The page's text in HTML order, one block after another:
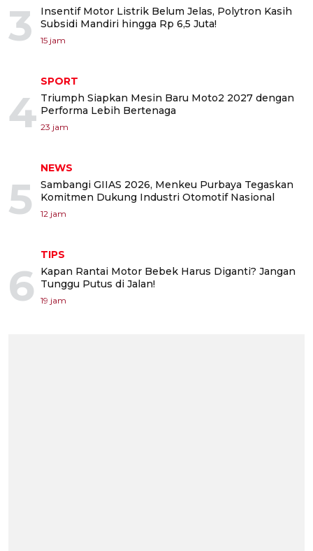
3
Insentif Motor Listrik Belum Jelas, Polytron Kasih
Subsidi Mandiri hingga Rp 6,5 Juta!
15 jam
4
SPORT
Triumph Siapkan Mesin Baru Moto2 2027 dengan
Performa Lebih Bertenaga
23 jam
5
NEWS
Sambangi GIIAS 2026, Menkeu Purbaya Tegaskan
Komitmen Dukung Industri Otomotif Nasional
12 jam
6
TIPS
Kapan Rantai Motor Bebek Harus Diganti? Jangan
Tunggu Putus di Jalan!
19 jam